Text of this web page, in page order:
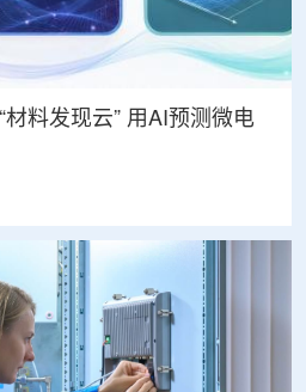
料发现云” 用AI预测微电